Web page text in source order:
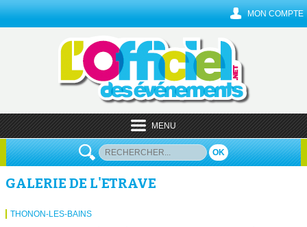
MON COMPTE
MENU
OK
GALERIE DE L'ETRAVE
THONON-LES-BAINS